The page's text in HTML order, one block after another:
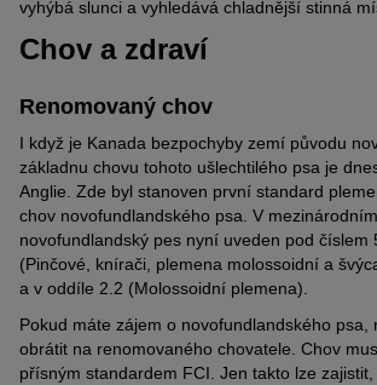
vyhýbá slunci a vyhledává chladnější stinná
Chov a zdraví
Renomovaný chov
I když je Kanada bezpochyby zemí původu
základnu chovu tohoto ušlechtilého psa je
Anglie. Zde byl stanoven první standard
chov novofundlandského psa. V
novofundlandský pes nyní uveden pod číslem
(Pinčové, knírači, plemena molossoidní a
a v oddíle 2.2 (Molossoidní plemena).
Pokud máte zájem o novofundlandského psa,
obrátit na renomovaného chovatele. Chov
přísným standardem FCI. Jen takto lze